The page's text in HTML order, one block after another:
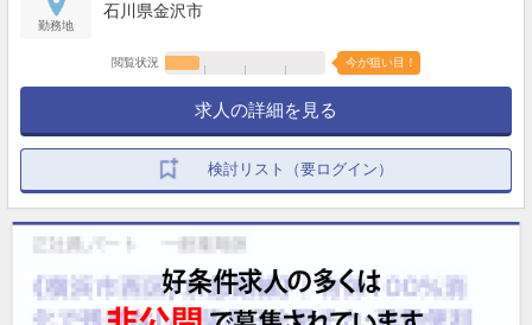
119日
勤務地
石川県金沢市
閲覧状況 今が狙い目！
求人の詳細を見る
検討リスト（要ログイン）